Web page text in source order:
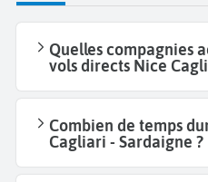
Quelles compagnies
vols directs Nice
Combien de temps
Cagliari - Sardaigne ?